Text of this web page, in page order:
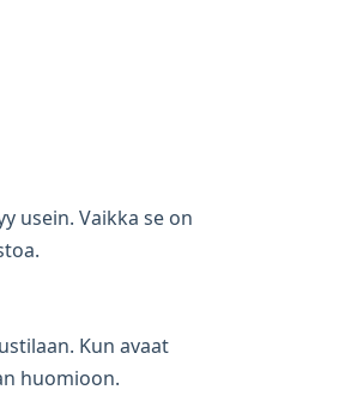
usein. Vaikka se on
Kun avaat
huomioon.